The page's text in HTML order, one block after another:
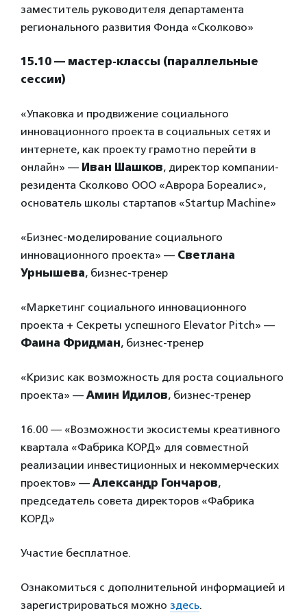
заместитель руководителя департамента
регионального развития Фонда «Сколково»
15.10 — мастер-классы (параллельные
сессии)
«Упаковка и продвижение социального
инновационного проекта в социальных сетях и
интернете, как проекту грамотно перейти в
онлайн» — Иван Шашков, директор компании-
резидента Сколково ООО «Аврора Бореалис»,
основатель школы стартапов «Startup Machine»
«Бизнес-моделирование социального
инновационного проекта» — Светлана
Урнышева, бизнес-тренер
«Маркетинг социального инновационного
проекта + Секреты успешного Elevator Pitch» —
Фаина Фридман, бизнес-тренер
«Кризис как возможность для роста социального
проекта» — Амин Идилов, бизнес-тренер
16.00 — «Возможности экосистемы креативного
квартала «Фабрика КОРД» для совместной
реализации инвестиционных и некоммерческих
проектов» — Александр Гончаров,
председатель совета директоров «Фабрика
КОРД»
Участие бесплатное.
Ознакомиться с дополнительной информацией и
зарегистрироваться можно здесь.